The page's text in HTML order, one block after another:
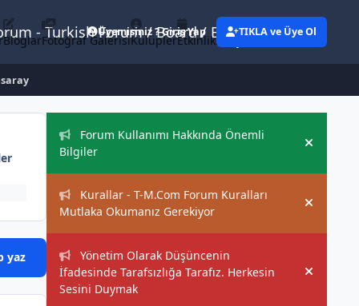
- Turkish Forum / Board / Blog
BloglarFotoğraf GalerisiKulüplerEtkinliklerEylemler
Üyemisiniz ? Giriş Yap TIKLA ve Üye Ol
yaz
Duyurular
Forum Kullanımı Hakkında Önemli
Bilgiler
Hide
Kurallar - T-M.Com Forum Kuralları
Mutlaka Okumanız Gerekiyor
Hide
Yönetim Olarak Düşüncenin
İfadesinde Tarafsızlığa Tarafız. Herkesin
Sesini Duymak
Hide